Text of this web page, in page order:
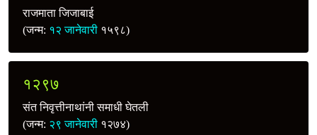
राजमाता जिजाबाई
(जन्म: १२ जानेवारी १५९८)
१२९७
संत निवृत्तीनाथांनी समाधी घेतली
(जन्म: २९ जानेवारी १२७४)